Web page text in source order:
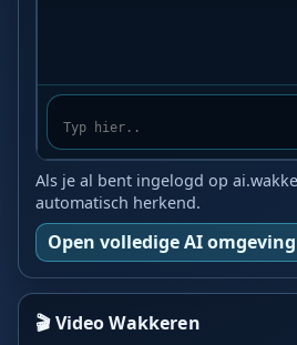
Als je al bent ingelogd op
automatisch herkend.
Open volledige AI omgeving
🎬 Video Wakkeren